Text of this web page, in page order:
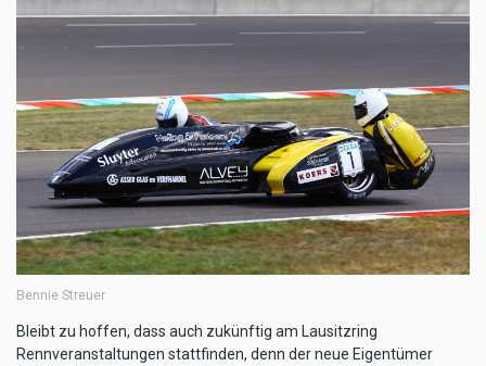
Bennie Streuer
Bleibt zu hoffen, dass auch zukünftig am Lausitzring
Rennveranstaltungen stattfinden, denn der neue Eigentümer